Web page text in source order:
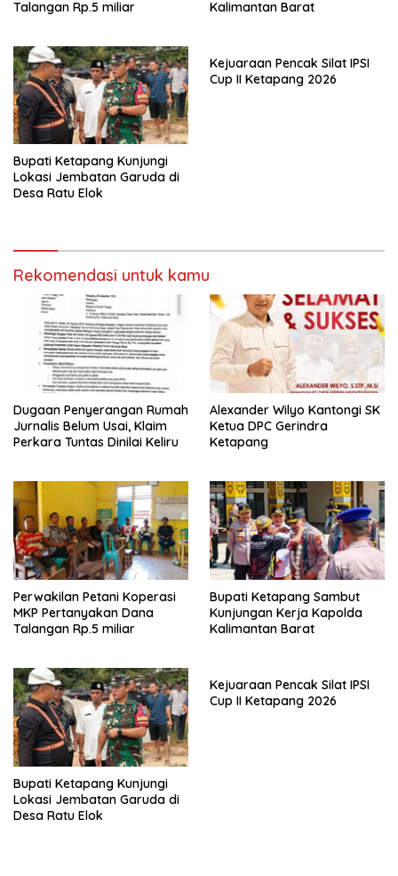
Talangan Rp.5 miliar Kalimantan Barat
Bupati Ketapang Kunjungi
Lokasi Jembatan Garuda di
Desa Ratu Elok
Kejuaraan Pencak Silat IPSI
Cup II Ketapang 2026
Rekomendasi untuk kamu
Dugaan Penyerangan Rumah
Jurnalis Belum Usai, Klaim
Perkara Tuntas Dinilai Keliru
Alexander Wilyo Kantongi SK
Ketua DPC Gerindra
Ketapang
Perwakilan Petani Koperasi
MKP Pertanyakan Dana
Talangan Rp.5 miliar
Bupati Ketapang Sambut
Kunjungan Kerja Kapolda
Kalimantan Barat
Bupati Ketapang Kunjungi
Lokasi Jembatan Garuda di
Desa Ratu Elok
Kejuaraan Pencak Silat IPSI
Cup II Ketapang 2026